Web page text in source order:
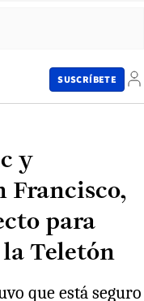
SUSCRÍBETE
y
Francisco,
para
Teletón
que está seguro